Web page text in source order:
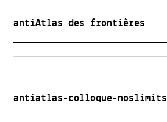
antiAtlas des frontières
antiatlas-colloque-noslimits